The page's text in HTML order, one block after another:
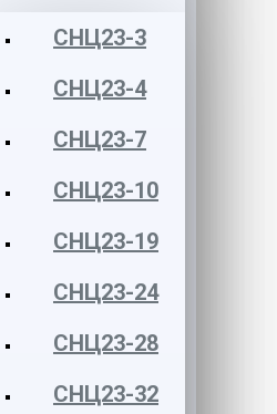
СНЦ23-3
СНЦ23-4
СНЦ23-7
СНЦ23-10
СНЦ23-19
СНЦ23-24
СНЦ23-28
СНЦ23-32